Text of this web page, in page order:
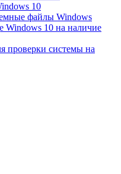
10
файлы Windows
Windows 10 на наличие
проверки системы на